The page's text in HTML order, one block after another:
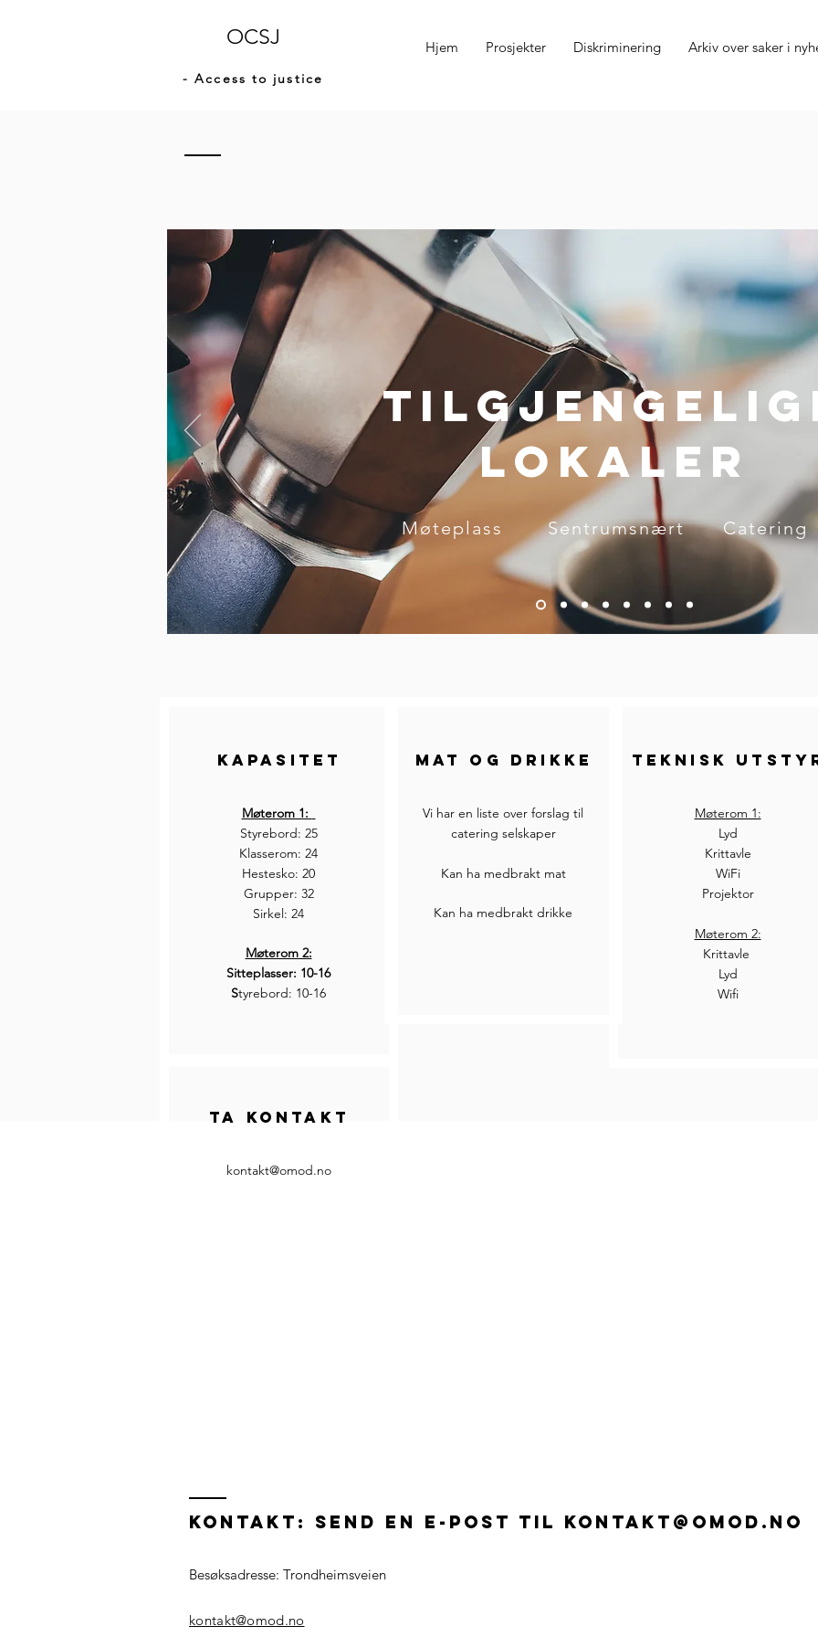
OCSJ Hjem Prosjekter Diskriminering Arkiv over saker i
- Access to justice
lokaler
Møteplass Sentrumsnært
Kapasitet
Møterom 1:
Styrebord: 25
Klasserom: 24
Hestesko: 20
Grupper: 32
Sirkel: 24
Møterom 2:
Sitteplasser: 10-16
Styrebord: 10-16
Mat og drikke
Vi har en liste over forslag til
catering selskaper
Kan ha medbrakt mat
Kan ha medbrakt drikke
Teknisk
Møterom 1:
Lyd
Krittavle
WiFi
Projektor
Møterom 2:
Krittavle
Lyd
Wifi
Ta kontakt
kontakt@omod.no
Kontakt: Send en e-post til kontakt@omod.no
Besøksadresse: Trondheimsveien
kontakt@omod.no